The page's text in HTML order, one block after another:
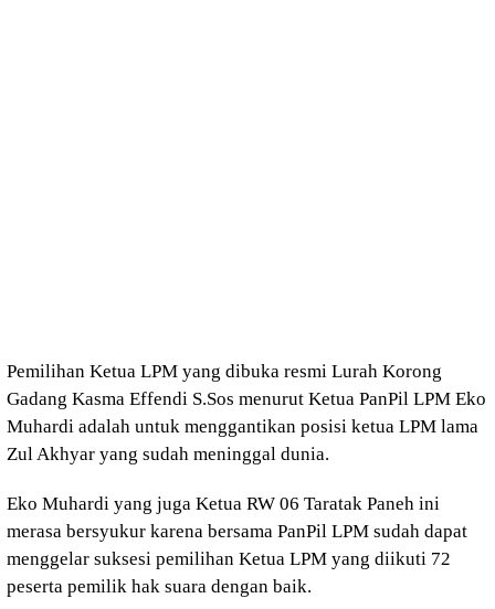
Pemilihan Ketua LPM yang dibuka resmi Lurah Korong
Gadang Kasma Effendi S.Sos menurut Ketua PanPil LPM Eko
Muhardi adalah untuk menggantikan posisi ketua LPM lama
Zul Akhyar yang sudah meninggal dunia.
Eko Muhardi yang juga Ketua RW 06 Taratak Paneh ini
merasa bersyukur karena bersama PanPil LPM sudah dapat
menggelar suksesi pemilihan Ketua LPM yang diikuti 72
peserta pemilik hak suara dengan baik.